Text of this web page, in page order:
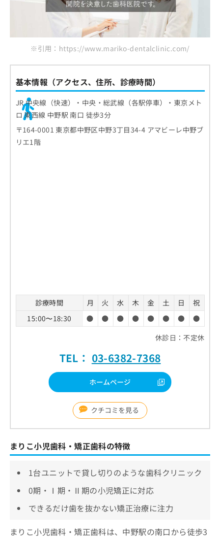
※引用：https://www.mariko-dentalclinic.com/
基本情報（アクセス、住所、診療時間）
JR 中央線（快速）・中央・総武線（各駅停車）・東京メト
ロ 東西線 中野駅 南口 徒歩3分
〒164-0001 東京都中野区中野3丁目34-4 アマビーレ中野ブ
リエ1階
診療時間 月 火 水 木 金 土 日
祝
15:00〜18:30
● ● ● ● ● ● ●
●
休診日：不定休
TEL： 03-6382-7368
ホームページ
クチコミを見る
まりこ小児歯科・矯正歯科の特徴
1台ユニットで貸し切りのような歯科クリニック
0期・Ⅰ期・Ⅱ期の小児矯正に対応
できるだけ歯を抜かない矯正治療に注力
まりこ小児歯科・矯正歯科は、中野駅の南口から徒歩3